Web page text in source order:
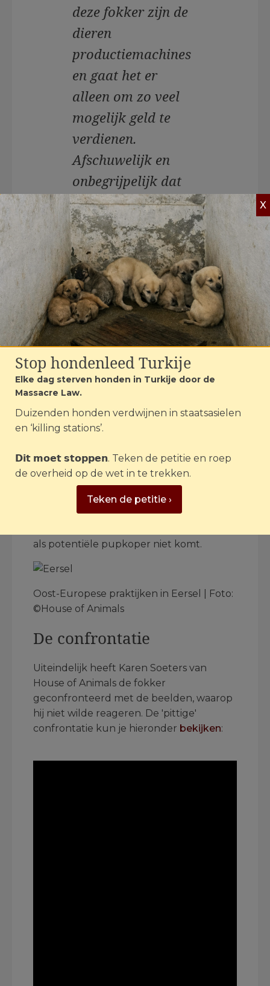
deze fokker zijn de
dieren
productiemachines
en gaat het er
alleen om zo veel
mogelijk geld te
verdienen.
Afschuwelijk en
onbegrijpelijk dat
hier niet keihard
tegen wordt
opgetreden. Het zijn
Oost-Europese
praktijken, maar
dan in ons eigen
Brabant.”
Slachtoffer van de illegale broodfokker in
Eersel | Foto: ©House of Animals
Het team van House of Animals bezocht
de fokker in Eersel drie keer. Een
undercoverteam deed een pseudokoop
en liet daarna een medewerker
infiltreren als vrijwilliger, om zo de
als potentiële pupkoper niet komt.
Oost-Europese praktijken in Eersel | Foto:
©House of Animals
De confrontatie
Uiteindelijk heeft Karen Soeters van
House of Animals de fokker
geconfronteerd met de beelden, waarop
hij niet wilde reageren. De 'pittige'
confrontatie kun je hieronder bekijken:
Stop hondenleed Turkije
Elke dag sterven honden in Turkije door de
Massacre Law.
Duizenden honden verdwijnen in staatsasielen
en ‘killing stations’.
𝗗𝗶𝘁 𝗺𝗼𝗲𝘁 𝘀𝘁𝗼𝗽𝗽𝗲𝗻. Teken de petitie en roep
de overheid op de wet in te trekken.
Teken de petitie ›
X